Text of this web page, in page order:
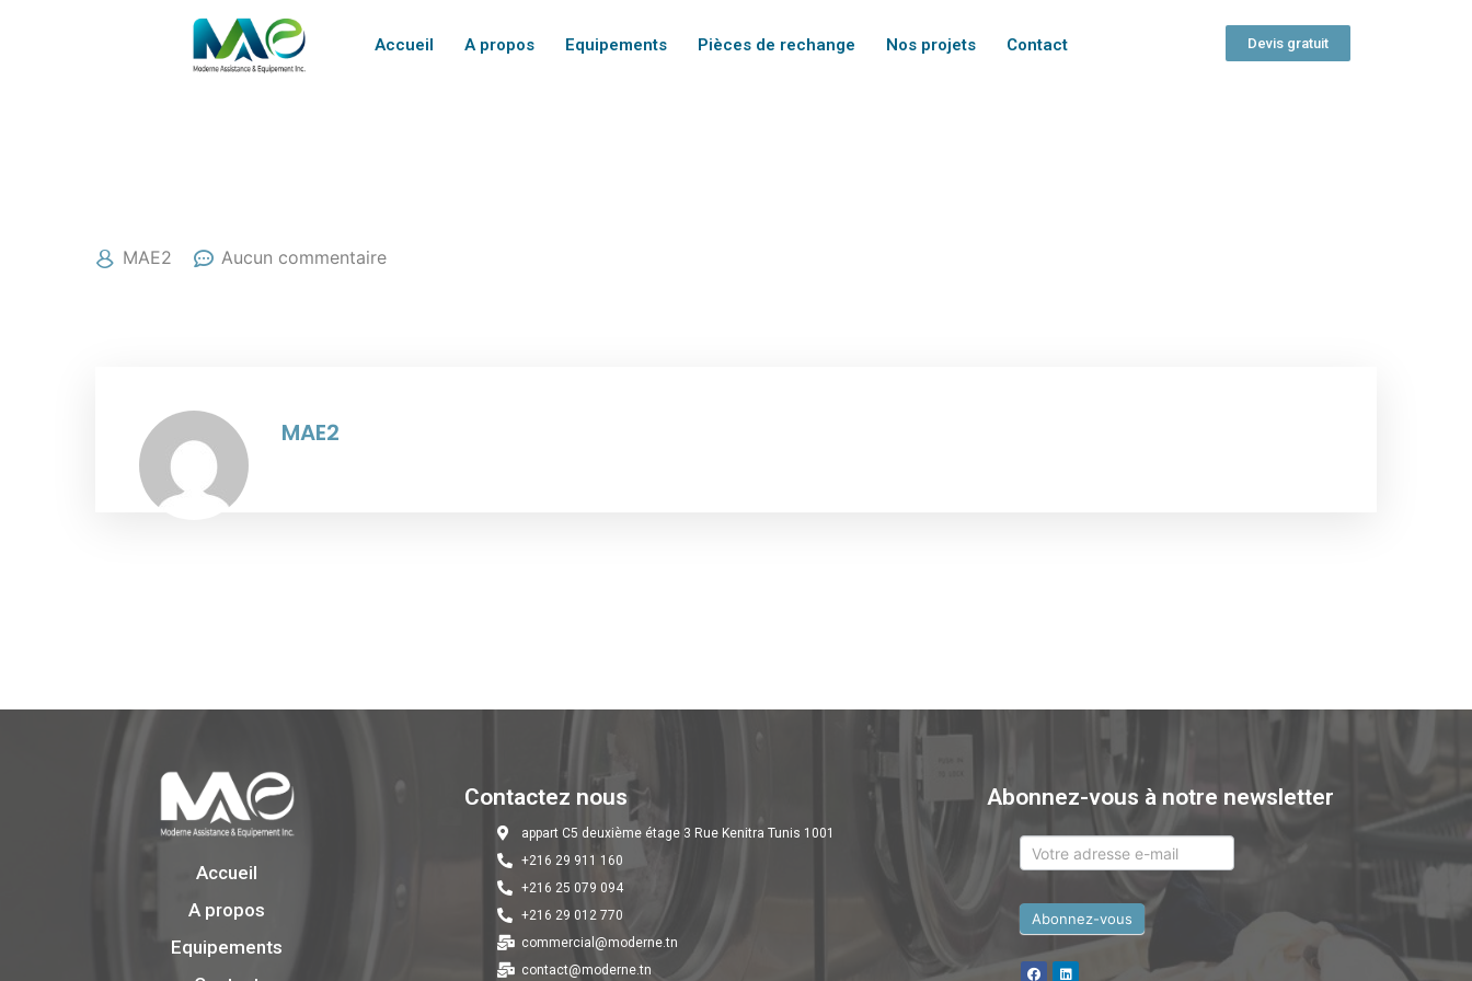
Accueil A propos Equipements Pièces de rechange Nos projets Contact Devis gratuit
MAE2 Aucun commentaire
MAE2
Accueil
A propos
Equipements
Contactez nous
appart C5 deuxième étage 3 Rue Kenitra Tunis 1001
+216 29 911 160
+216 25 079 094
+216 29 012 770
commercial@moderne.tn
contact@moderne.tn
Abonnez-vous à notre newsletter
newsletter
Abonnez-vous